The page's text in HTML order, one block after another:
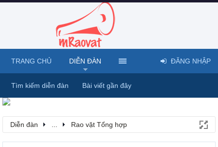
Diễn đàn Rao vặt Tổng hợp
TRANG CHỦ DIỄN ĐÀN
Tìm kiếm diễn đàn Bài viết gần đây
ĐĂNG NHẬP